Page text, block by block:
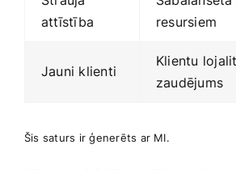
attīstība
resursiem
Jauni klienti
Klientu
zaudējums
Šis saturs ir ģenerēts ar ‍MI.